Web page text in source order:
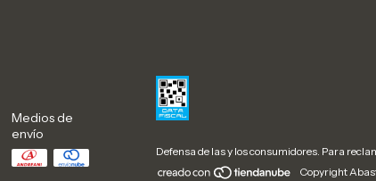
Medios de
envío
Defensa de las y los consumidores. Para
Copyright